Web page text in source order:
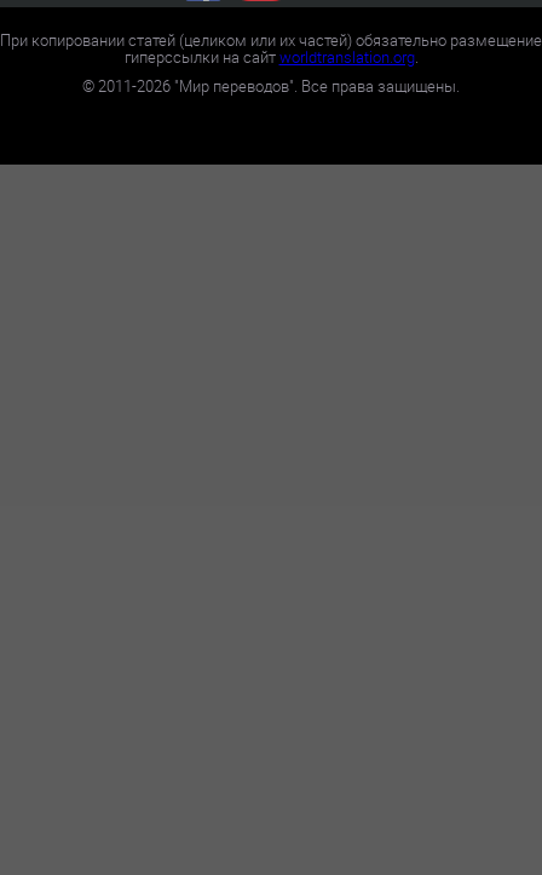
При копировании статей (целиком или их частей) обязательно размещение
гиперссылки на сайтworldtranslation.org.
©2011-2026 "Мир переводов". Все права защищены.